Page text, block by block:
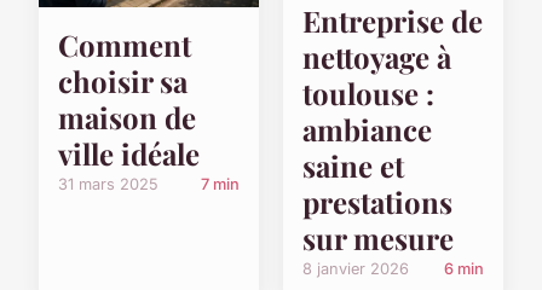
Comment
choisir sa
maison de
ville idéale
31 mars 2025 7 min
Entreprise de
nettoyage à
toulouse :
ambiance
saine et
prestations
sur mesure
8 janvier 2026 6 min